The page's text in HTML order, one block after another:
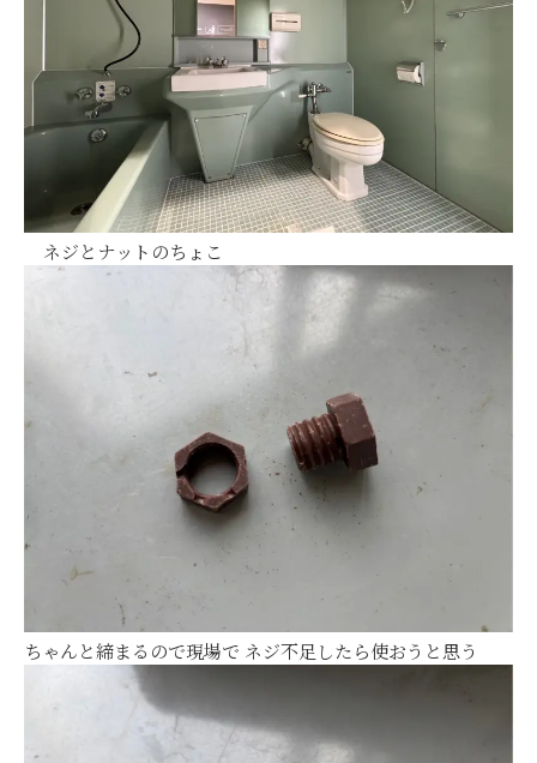
ネジとナットのちょこ
ちゃんと締まるので現場で ネジ不足したら使おうと思う